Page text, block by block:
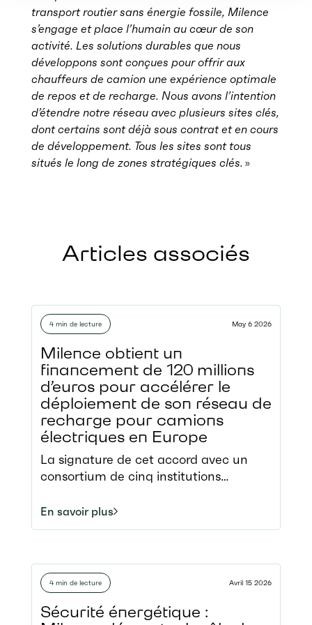
transport routier sans énergie fossile, Milence
s’engage et place l’humain au cœur de son
activité. Les solutions durables que nous
développons sont conçues pour offrir aux
chauffeurs de camion une expérience optimale
de repos et de recharge. Nous avons l’intention
d’étendre notre réseau avec plusieurs sites clés,
dont certains sont déjà sous contrat et en cours
de développement. Tous les sites sont tous
situés le long de zones stratégiques clés. »
Articles associés
4 min de lecture May 6 2026
Milence obtient un
financement de 120 millions
d’euros pour accélérer le
déploiement de son réseau de
recharge pour camions
électriques en Europe
La signature de cet accord avec un
consortium de cinq institutions
une étape majeure pour Milence,
marquant son accès aux marchés de
dans huit pays européens, Milence
exploite le plus grand réseau public de
recharge pour le transport lourd Ces
fonds supplémentaires soutiendront la
En savoir plus
4 min de lecture Avril 15 2026
Sécurité énergétique :